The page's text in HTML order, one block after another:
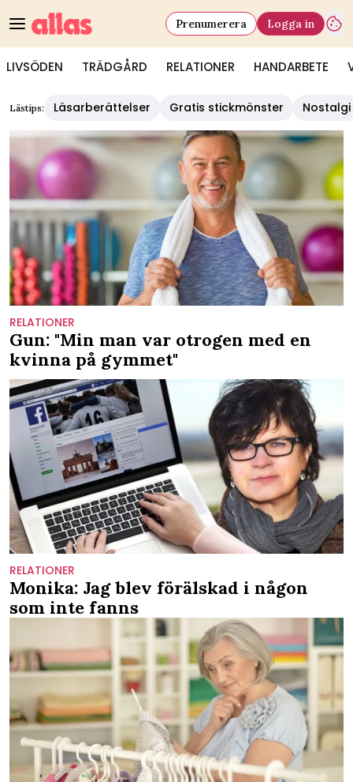
LIVSÖDEN TRÄDGÅRD RELATIONER HANDARBETE
Prenumerera Logga in
Lästips: Läsarberättelser Gratis stickmönster Nostalgi
RELATIONER
Gun: "Min man var otrogen med en
kvinna på gymmet"
RELATIONER
Monika: Jag blev förälskad i någon
som inte fanns